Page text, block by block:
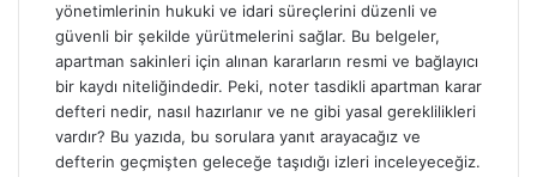
yönetimlerinin hukuki ve idari süreçlerini düzenli ve
güvenli bir şekilde yürütmelerini sağlar. Bu belgeler,
apartman sakinleri için alınan kararların resmi ve bağlayıcı
bir kaydı niteliğindedir. Peki, noter tasdikli apartman karar
defteri nedir, nasıl hazırlanır ve ne gibi yasal gereklilikleri
vardır? Bu yazıda, bu sorulara yanıt arayacağız ve
defterin geçmişten geleceğe taşıdığı izleri inceleyeceğiz.